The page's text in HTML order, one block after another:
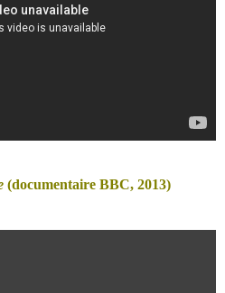
(documentaire BBC, 2013)